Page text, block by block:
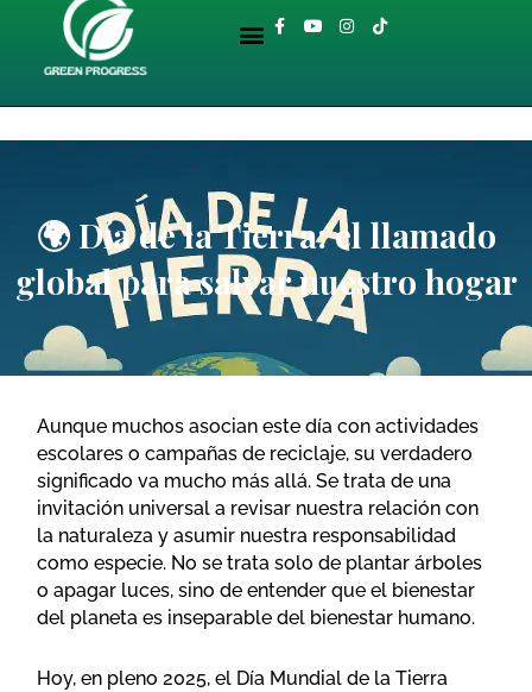
contenido
F
a
o
k
Y
b
I
g
a
T
i
k
Menu
🌍 Día de la Tierra: el llamado
global para salvar nuestro hogar
Aunque muchos asocian este día con actividades
escolares o campañas de reciclaje, su verdadero
significado va mucho más allá. Se trata de una
invitación universal a revisar nuestra relación con
la naturaleza y asumir nuestra responsabilidad
como especie. No se trata solo de plantar árboles
o apagar luces, sino de entender que el bienestar
del planeta es inseparable del bienestar humano.
Hoy, en pleno 2025, el Día Mundial de la Tierra